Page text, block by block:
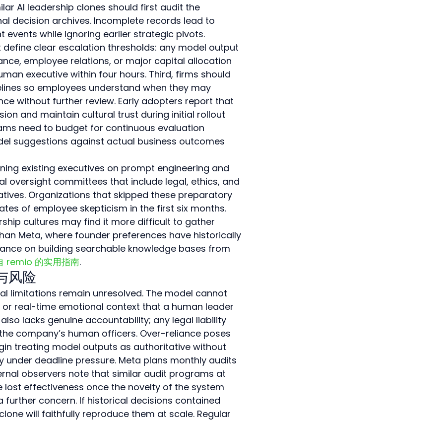
AI leadership clones should first audit the
decision archives. Incomplete records lead to
events while ignoring earlier strategic pivots.
clear escalation thresholds: any model output
employee relations, or major capital allocation
executive within four hours. Third, firms should
so employees understand when they may
without further review. Early adopters report that
and maintain cultural trust during initial rollout
need to budget for continuous evaluation
suggestions against actual business outcomes
existing executives on prompt engineering and
oversight committees that include legal, ethics, and
Organizations that skipped these preparatory
of employee skepticism in the first six months.
cultures may find it more difficult to gather
Meta, where founder preferences have historically
on building searchable knowledge bases from
remio 的实用指南.
风险
limitations remain unresolved. The model cannot
real-time emotional context that a human leader
lacks genuine accountability; any legal liability
company’s human officers. Over-reliance poses
treating model outputs as authoritative without
under deadline pressure. Meta plans monthly audits
observers note that similar audit programs at
effectiveness once the novelty of the system
further concern. If historical decisions contained
will faithfully reproduce them at scale. Regular